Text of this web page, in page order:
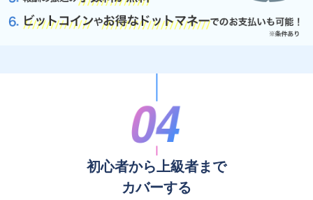
初心者から上級者まで
カバーする